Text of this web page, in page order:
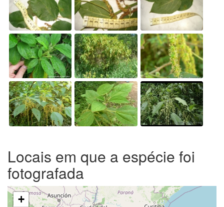
Locais em que a espécie foi
fotografada
+